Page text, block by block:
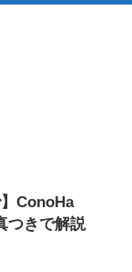
ConoHa
つきで解説